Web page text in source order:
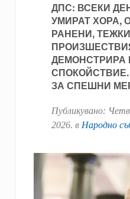
ДПС: ВСЕКИ
УМИРАТ ХОРА,
РАНЕНИ, ТЕЖКИ
ЗА СПЕШНИ
Публикувано:
2026. в Народно